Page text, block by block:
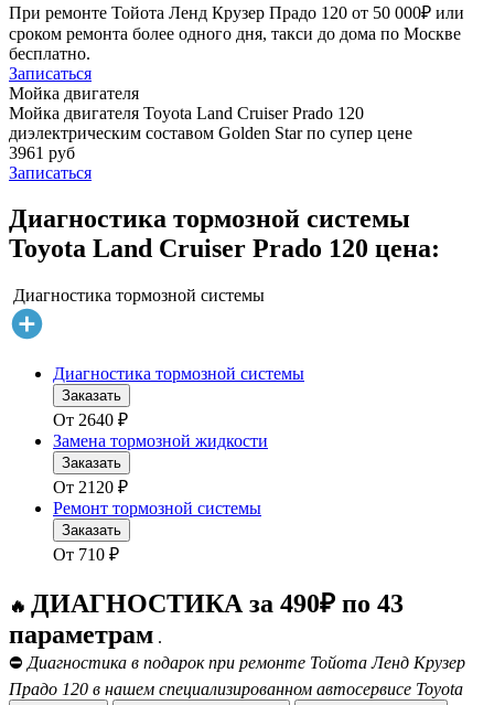
При ремонте Тойота Ленд Крузер Прадо 120 от 50 000₽ или
сроком ремонта более одного дня, такси до дома по Москве
бесплатно.
Записаться
Мойка двигателя
Мойка двигателя Toyota Land Cruiser Prado 120
диэлектрическим составом Golden Star по супер цене
3961 руб
Записаться
Диагностика тормозной системы
Toyota Land Cruiser Prado 120 цена:
Диагностика тормозной системы
Диагностика тормозной системы
Заказать
От 2640 ₽
Замена тормозной жидкости
Заказать
От 2120 ₽
Ремонт тормозной системы
Заказать
От 710 ₽
🔥 ДИАГНОСТИКА за 490₽ по 43
параметрам .
⛔ Диагностика в подарок при ремонте Тойота Ленд Крузер
Прадо 120 в нашем специализированном автосервисе Toyota